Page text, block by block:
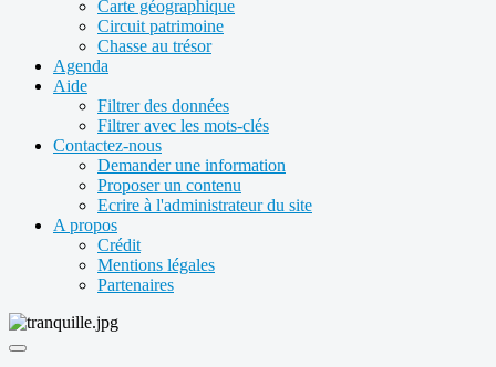
Carte géographique
Circuit patrimoine
Chasse au trésor
Agenda
Aide
Filtrer des données
Filtrer avec les mots-clés
Contactez-nous
Demander une information
Proposer un contenu
Ecrire à l'administrateur du site
A propos
Crédit
Mentions légales
Partenaires